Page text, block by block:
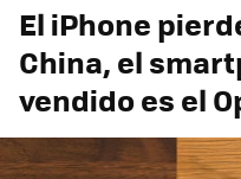
El iPhone
China, el
vendido es el